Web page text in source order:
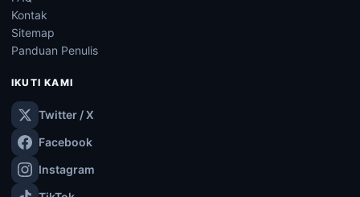
Kontak
Sitemap
Panduan Penulis
IKUTI KAMI
Twitter / X
Facebook
Instagram